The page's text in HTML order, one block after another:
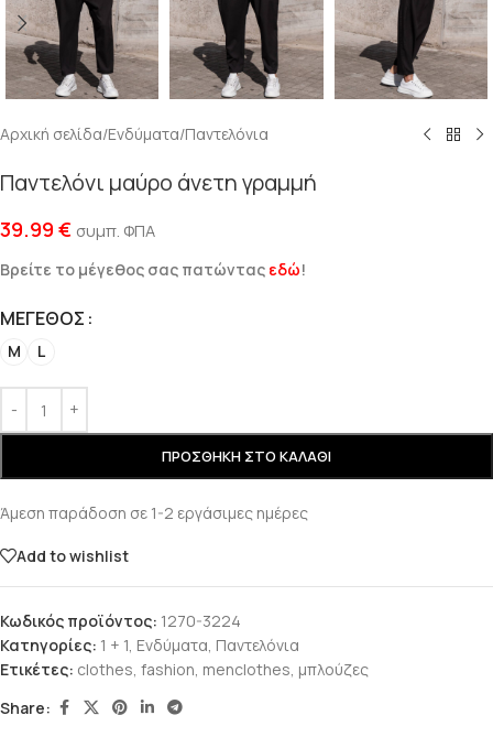
Αρχική σελίδα/Ενδύματα/Παντελόνια
Παντελόνι μαύρο άνετη γραμμή
39.99 € συμπ. ΦΠΑ
Βρείτε το μέγεθος σας πατώντας εδώ!
ΜΈΓΕΘΟΣ
M L
ΠΡΟΣΘΉΚΗ ΣΤΟ ΚΑΛΆΘΙ
Άμεση παράδοση σε 1-2 εργάσιμες ημέρες
Add to wishlist
Κωδικός προϊόντος: 1270-3224
Κατηγορίες: 1 + 1, Ενδύματα, Παντελόνια
Ετικέτες: clothes, fashion, menclothes, μπλούζες
Share: